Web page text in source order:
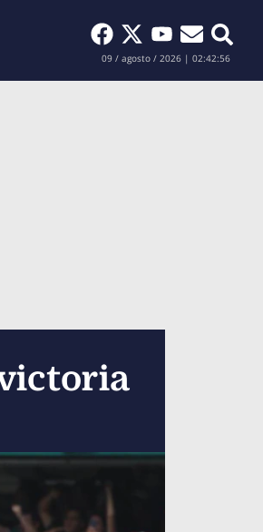
Buscar
09 / agosto / 2026 | 02:42:58